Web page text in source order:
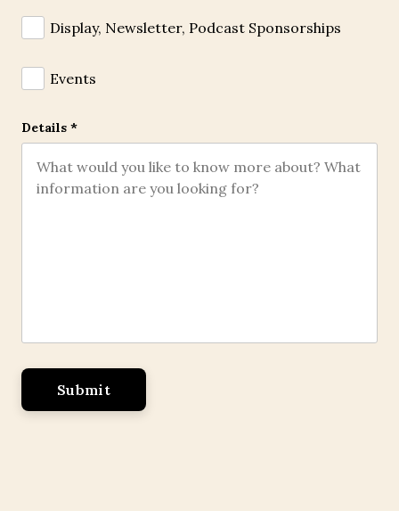
Display, Newsletter, Podcast Sponsorships
Events
Details*